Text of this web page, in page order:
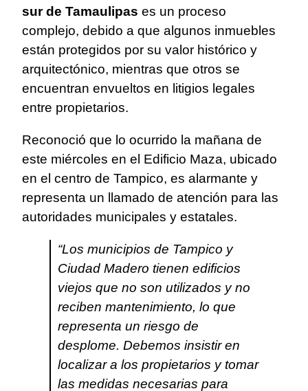
sur de Tamaulipas es un proceso
complejo, debido a que algunos inmuebles
están protegidos por su valor histórico y
arquitectónico, mientras que otros se
encuentran envueltos en litigios legales
entre propietarios.
Reconoció que lo ocurrido la mañana de
este miércoles en el Edificio Maza, ubicado
en el centro de Tampico, es alarmante y
representa un llamado de atención para las
autoridades municipales y estatales.
“Los municipios de Tampico y
Ciudad Madero tienen edificios
viejos que no son utilizados y no
reciben mantenimiento, lo que
representa un riesgo de
desplome. Debemos insistir en
localizar a los propietarios y tomar
las medidas necesarias para